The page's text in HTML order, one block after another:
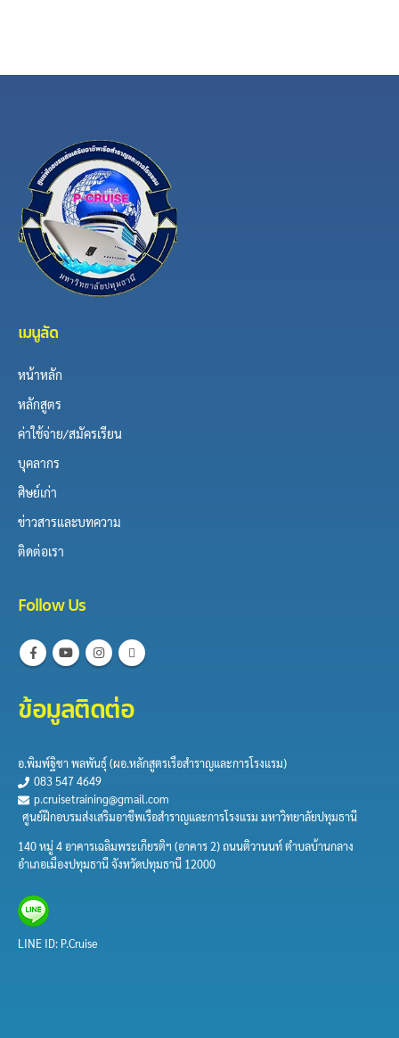
เมนูลัด
หน้าหลัก
หลักสูตร
ค่าใช้จ่าย/สมัครเรียน
บุคลากร
ศิษย์เก่า
ข่าวสารและบทความ
ติดต่อเรา
Follow Us
ข้อมูลติดต่อ
อ.พิมพ์ฐิชา พลพันธุ์​ (ผอ.หลักสูตร​เรือสำราญและการ​โรงแรม)
083 547 4649
p.cruisetraining@gmail.com
ศูนย์ฝึกอบรมส่งเสริมอาชีพเรือสำราญและการโรงแรม มหาวิทยาลัยปทุมธานี
140 หมู่ 4 อาคารเฉลิมพระเกียรติฯ (อาคาร 2) ถนนติวานนท์ ตำบลบ้านกลาง
อำเภอเมืองปทุมธานี จังหวัดปทุมธานี 12000
LINE ID: P.Cruise